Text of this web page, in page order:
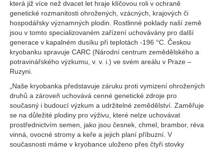
která již více než dvacet let hraje klíčovou roli v ochraně
genetické rozmanitosti ohrožených, vzácných, krajových či
hospodářsky významných plodin. Rostlinné poklady naší země
jsou v tomto specializovaném zařízení uchovávány pro další
generace v kapalném dusíku při teplotách -196 °C. Českou
kryobanku spravuje CARC (Národní centrum zemědělského a
potravinářského výzkumu, v. v. i.) ve svém areálu v Praze –
Ruzyni.
„Naše kryobanka představuje záruku proti vymizení ohrožených
druhů a zároveň uchovává cenné genetické zdroje pro
současný i budoucí výzkum a udržitelné zemědělství. Zaměřuje
se na důležité plodiny pro výživu, které nelze uchovávat
prostřednictvím semen, jako jsou česnek, chmel, brambor, réva
vinná, ovocné stromy a keře a jejich planí příbuzní. V
současnosti máme v kryobance uloženo přes čtyři stovky